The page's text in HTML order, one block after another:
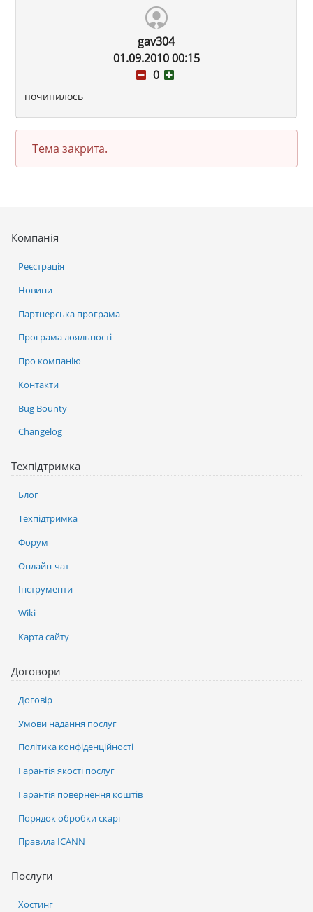
gav304
01.09.2010 00:15
0
починилось
Тема закрита.
Послуги
Хостинг
Компанія
Реєстрація
Новини
Партнерська програма
Програма лояльності
Про компанію
Контакти
Bug Bounty
Changelog
Техпідтримка
Блог
Техпідтримка
Форум
Онлайн-чат
Інструменти
Wiki
Карта сайту
Договори
Договір
Умови надання послуг
Політика конфіденційності
Гарантія якості послуг
Гарантія повернення коштів
Порядок обробки скарг
Правила ICANN